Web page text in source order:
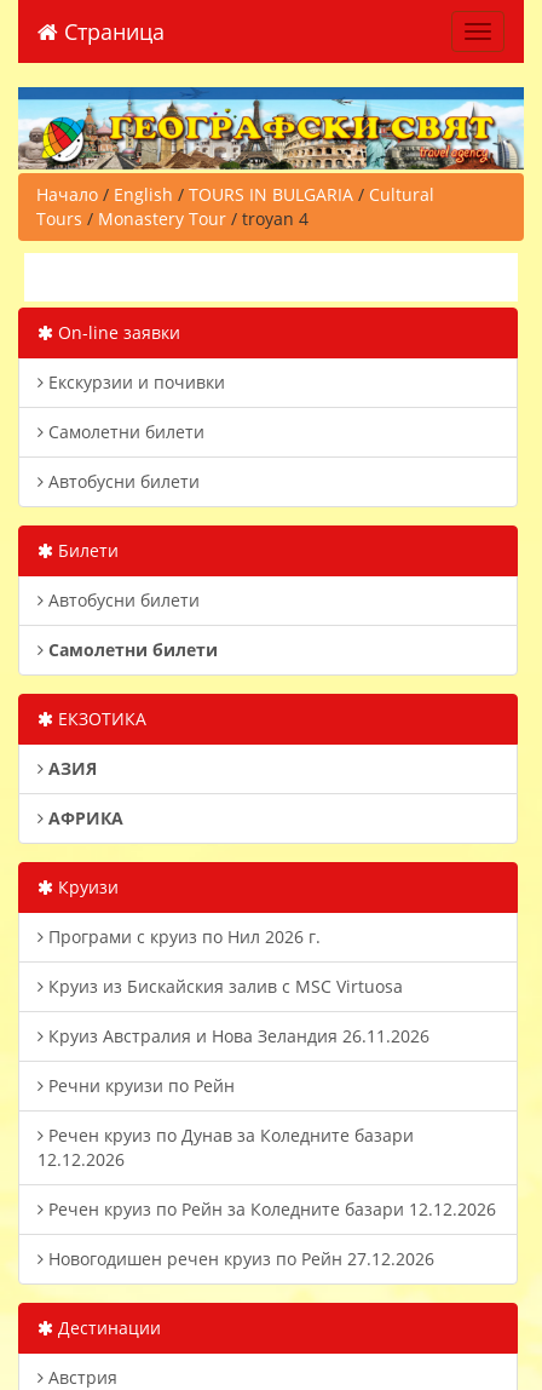
Страница Toggle
Начало / English / TOURS IN BULGARIA / Cultural
Tours / Monastery Tour / troyan 4
On-line заявки
Екскурзии и почивки
Самолетни билети
Автобусни билети
Билети
Автобусни билети
Самолетни билети
ЕКЗОТИКА
АЗИЯ
АФРИКА
Круизи
Програми с круиз по Нил 2026 г.
Круиз из Бискайския залив с MSC Virtuosa
Круиз Австралия и Нова Зеландия 26.11.2026
Речни круизи по Рейн
Речен круиз по Дунав за Коледните базари
12.12.2026
Речен круиз по Рейн за Коледните базари 12.12.2026
Новогодишен речен круиз по Рейн 27.12.2026
Дестинации
Австрия